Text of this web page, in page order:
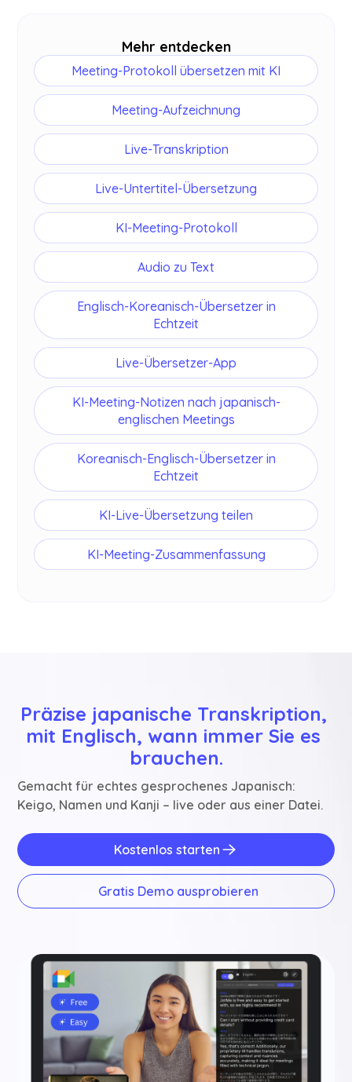
Mehr entdecken
Meeting-Protokoll übersetzen mit KI
Meeting-Aufzeichnung
Live-Transkription
Live-Untertitel-Übersetzung
KI-Meeting-Protokoll
Audio zu Text
Englisch-Koreanisch-Übersetzer in
Echtzeit
Live-Übersetzer-App
KI-Meeting-Notizen nach japanisch-
englischen Meetings
Koreanisch-Englisch-Übersetzer in
Echtzeit
KI-Live-Übersetzung teilen
KI-Meeting-Zusammenfassung
Präzise japanische Transkription,
mit Englisch, wann immer Sie es
brauchen.
Gemacht für echtes gesprochenes Japanisch:
Keigo, Namen und Kanji – live oder aus einer Datei.
Kostenlos starten
Gratis Demo ausprobieren